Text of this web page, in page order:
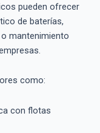
pueden ofrecer
de baterías,
mantenimiento
como:
con flotas